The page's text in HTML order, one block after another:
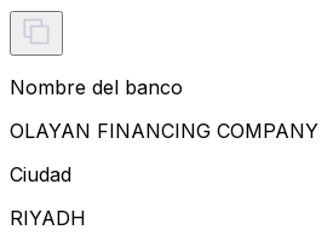
Nombre del banco
OLAYAN FINANCING COMPANY
Ciudad
RIYADH